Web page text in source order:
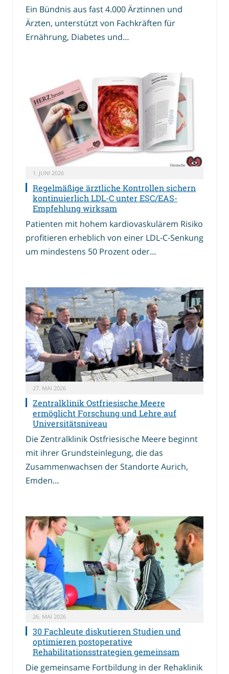
Ein Bündnis aus fast 4.000 Ärztinnen und
Ärzten, unterstützt von Fachkräften für
Ernährung, Diabetes und…
1. JUNI 2026
Regelmäßige ärztliche Kontrollen sichern
kontinuierlich LDL-C unter ESC/EAS-
Empfehlung wirksam
Patienten mit hohem kardiovaskulärem Risiko
profitieren erheblich von einer LDL-C-Senkung
um mindestens 50 Prozent oder…
27. MAI 2026
Zentralklinik Ostfriesische Meere
ermöglicht Forschung und Lehre auf
Universitätsniveau
Die Zentralklinik Ostfriesische Meere beginnt
mit ihrer Grundsteinlegung, die das
Zusammenwachsen der Standorte Aurich,
Emden…
26. MAI 2026
30 Fachleute diskutieren Studien und
optimieren postoperative
Rehabilitationsstrategien gemeinsam
Die gemeinsame Fortbildung in der Rehaklinik